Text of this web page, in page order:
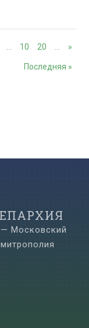
10 20 »
Последняя »
Московский